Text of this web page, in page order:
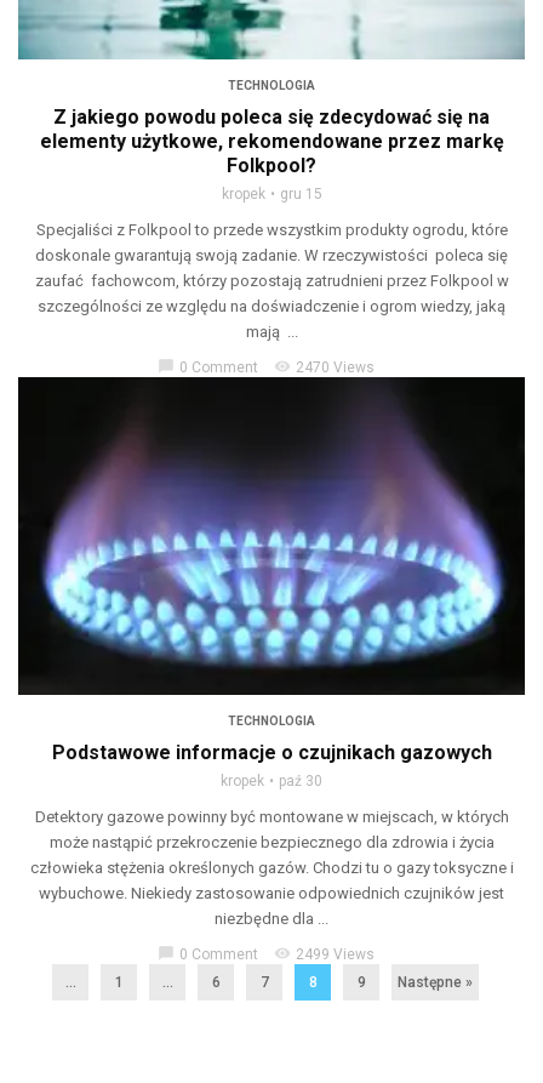
TECHNOLOGIA
Z jakiego powodu poleca się zdecydować się na
elementy użytkowe, rekomendowane przez markę
Folkpool?
kropek gru 15
Specjaliści z Folkpool to przede wszystkim produkty ogrodu, które
doskonale gwarantują swoją zadanie. W rzeczywistości poleca się
zaufać fachowcom, którzy pozostają zatrudnieni przez Folkpool w
szczególności ze względu na doświadczenie i ogrom wiedzy, jaką
mają ...
chat_bubble 0 Comment visibility 2470 Views
TECHNOLOGIA
Podstawowe informacje o czujnikach gazowych
kropek paź 30
Detektory gazowe powinny być montowane w miejscach, w których
może nastąpić przekroczenie bezpiecznego dla zdrowia i życia
człowieka stężenia określonych gazów. Chodzi tu o gazy toksyczne i
wybuchowe. Niekiedy zastosowanie odpowiednich czujników jest
niezbędne dla ...
0 Comment visibility 2499 Views
1 6 7 8 9 Następne »